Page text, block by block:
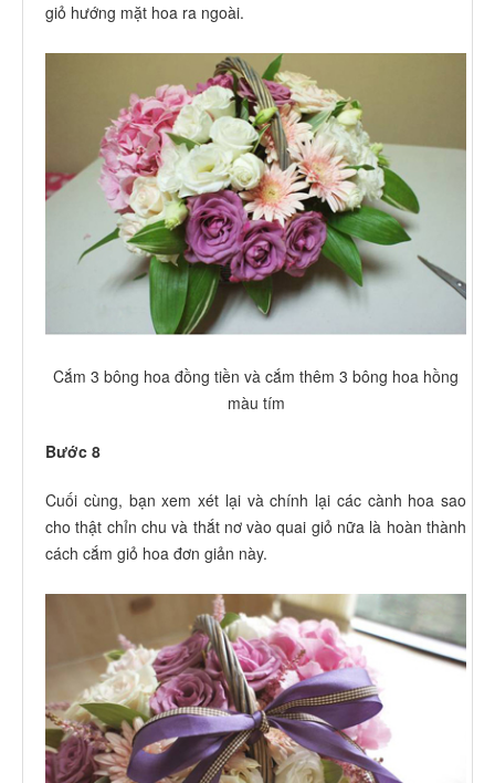
giỏ hướng mặt hoa ra ngoài.
Cắm 3 bông hoa đồng tiền và cắm thêm 3 bông hoa hồng
màu tím
Bước 8
Cuối cùng, bạn xem xét lại và chính lại các cành hoa sao
cho thật chỉn chu và thắt nơ vào quai giỏ nữa là hoàn thành
cách cắm giỏ hoa đơn giản này.